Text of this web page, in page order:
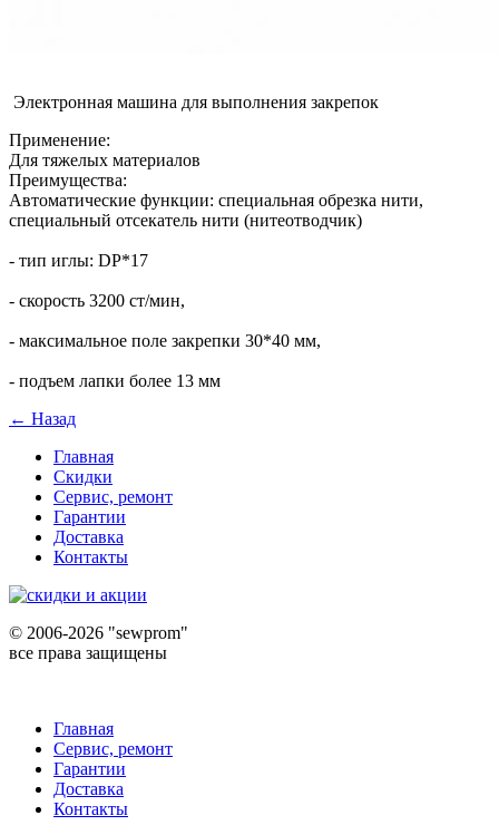
Электронная машина для выполнения закрепок
Применение:
Для тяжелых материалов
Преимущества:
Автоматические функции: специальная обрезка нити,
специальный отсекатель нити (нитеотводчик)
- тип иглы: DP*17
- скорость 3200 ст/мин,
- максимальное поле закрепки 30*40 мм,
- подъем лапки более 13 мм
← Назад
Главная
Скидки
Сервис, ремонт
Гарантии
Доставка
Контакты
© 2006-2026 "sewprom"
все права защищены
Главная
Сервис, ремонт
Гарантии
Доставка
Контакты